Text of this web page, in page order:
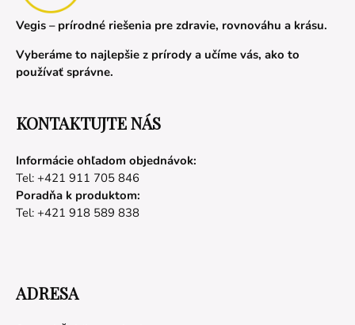
Vegis – prírodné riešenia pre zdravie, rovnováhu a krásu.
Vyberáme to najlepšie z prírody a učíme vás, ako to
používať správne.
KONTAKTUJTE NÁS
Informácie ohľadom objednávok:
Tel: +421 911 705 846
Poradňa k produktom:
Tel: +421 918 589 838
ADRESA